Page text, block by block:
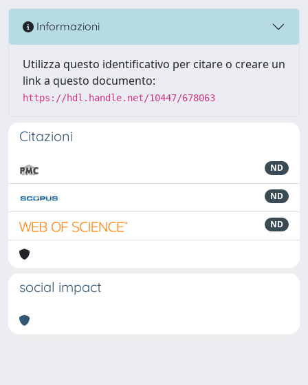
Informazioni
Utilizza questo identificativo per citare o creare un
link a questo documento:
https://hdl.handle.net/10447/678063
Citazioni
ND
ND
ND
social impact